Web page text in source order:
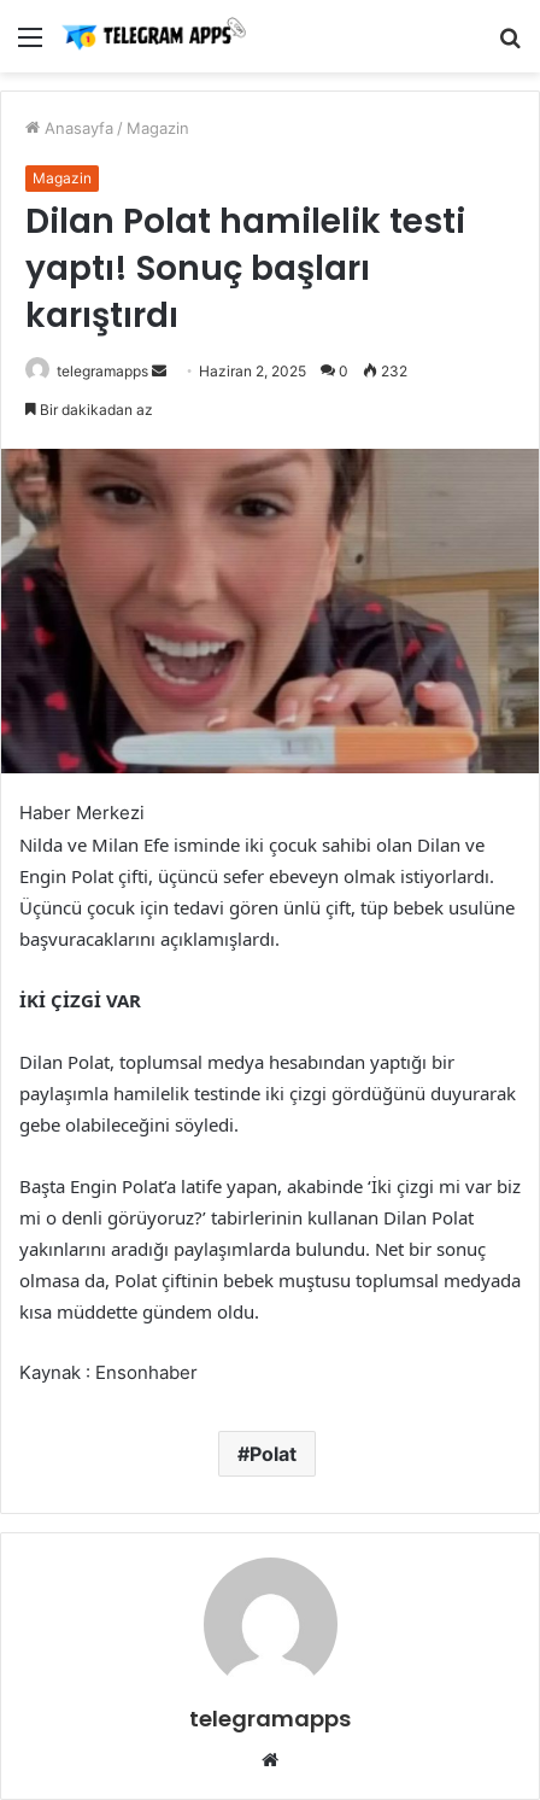
Menü
Anasayfa / Magazin
Magazin
Dilan Polat hamilelik testi
yaptı! Sonuç başları
karıştırdı
telegramapps
Bir
Haziran 2, 2025 0 232
Bir dakikadan az
Haber Merkezi
Nilda ve Milan Efe isminde iki çocuk sahibi olan Dilan ve
Engin Polat çifti, üçüncü sefer ebeveyn olmak istiyorlardı.
Üçüncü çocuk için tedavi gören ünlü çift, tüp bebek usulüne
başvuracaklarını açıklamışlardı.
İKİ ÇİZGİ VAR
Dilan Polat, toplumsal medya hesabından yaptığı bir
paylaşımla hamilelik testinde iki çizgi gördüğünü duyurarak
gebe olabileceğini söyledi.
Başta Engin Polat’a latife yapan, akabinde ‘İki çizgi mi var biz
mi o denli görüyoruz?’ tabirlerinin kullanan Dilan Polat
yakınlarını aradığı paylaşımlarda bulundu. Net bir sonuç
olmasa da, Polat çiftinin bebek muştusu toplumsal medyada
kısa müddette gündem oldu.
Kaynak : Ensonhaber
Polat
telegramapps
Web